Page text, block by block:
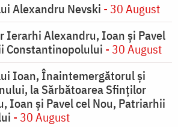
Alexandru Nevski - 30 August
Ierarhi Alexandru, Ioan şi Pavel
Constantinopolului - 30 August
Ioan, Înaintemergătorul şi
la Sărbătoarea Sfinţilor
Ioan şi Pavel cel Nou, Patriarhii
- 30 August